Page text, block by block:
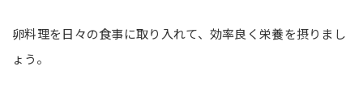
卵料理を日々の食事に取り入れて、効率良く栄養を摂りまし
ょう。